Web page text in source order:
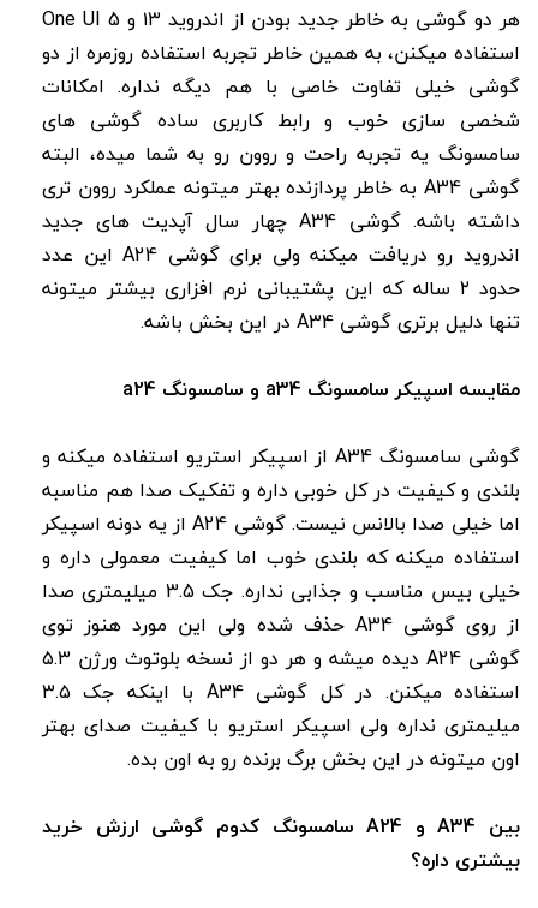
هر دو گوشی به خاطر جدید بودن از اندروید ۱۳ و One UI 5
استفاده میکنن، به همین خاطر تجربه استفاده روزمره از دو
گوشی خیلی تفاوت خاصی با هم دیگه نداره. امکانات
شخصی سازی خوب و رابط کاربری ساده گوشی های
سامسونگ یه تجربه راحت و روون رو به شما میده، البته
گوشی A34 به خاطر پردازنده بهتر میتونه عملکرد روون تری
داشته باشه. گوشی A34 چهار سال آپدیت های جدید
اندروید رو دریافت میکنه ولی برای گوشی A24 این عدد
حدود ۲ ساله که این پشتیبانی نرم افزاری بیشتر میتونه
تنها دلیل برتری گوشی A34 در این بخش باشه.
مقایسه اسپیکر سامسونگ a34 و سامسونگ a24
گوشی سامسونگ A34 از اسپیکر استریو استفاده میکنه و
بلندی و کیفیت در کل خوبی داره و تفکیک صدا هم مناسبه
اما خیلی صدا بالانس نیست. گوشی A24 از یه دونه اسپیکر
استفاده میکنه که بلندی خوب اما کیفیت معمولی داره و
خیلی بیس مناسب و جذابی نداره. جک 3.5 میلیمتری صدا
از روی گوشی A34 حذف شده ولی این مورد هنوز توی
گوشی A24 دیده میشه و هر دو از نسخه بلوتوث ورژن ۵.۳
استفاده میکنن. در کل گوشی A34 با اینکه جک ۳.۵
میلیمتری نداره ولی اسپیکر استریو با کیفیت صدای بهتر
اون میتونه در این بخش برگ برنده رو به اون بده.
بین A34 و A24 سامسونگ کدوم گوشی ارزش خرید
بیشتری داره؟